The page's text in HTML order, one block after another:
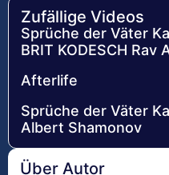
Zufällige Videos
Sprüche der Väter
BRIT KODESCH
Afterlife
Sprüche der Väter
Albert Shamonov
Über Autor